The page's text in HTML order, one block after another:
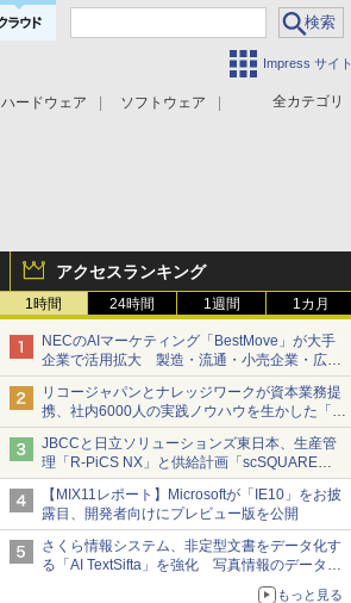
Impress サイト
全カテゴリ
ハードウェア
ソフトウェア
アクセスランキング
1時間 24時間 1週間 1カ月
NECのAIマーケティング「BestMove」が大手
企業で活用拡大 製造・流通・小売企業・広告
代理店などが実装フェーズへ
リコージャパンとナレッジワークが資本業務提
携、社内6000人の実践ノウハウを生かした「AI
商談記録 for RICOH」を展開へ
JBCCと日立ソリューションズ東日本、生産管
理「R-PiCS NX」と供給計画「scSQUARE
ISP」の連携サービスを提供開始
【MIX11レポート】Microsoftが「IE10」をお披
露目、開発者向けにプレビュー版を公開
さくら情報システム、非定型文書をデータ化す
る「AI TextSifta」を強化 写真情報のデータ化
もっと見る